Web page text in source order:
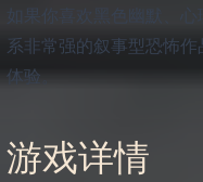
如果你喜欢黑色幽默、
系非常强的叙事型恐怖
体验。
游戏详情